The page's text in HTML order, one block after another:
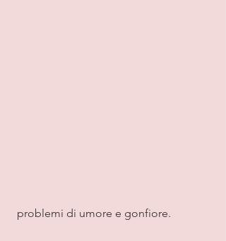
problemi di umore e gonfiore.